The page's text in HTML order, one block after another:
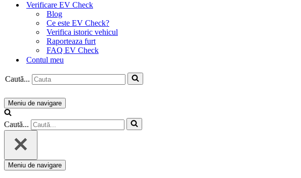
Verificare EV Check
Blog
Ce este EV Check?
Verifica istoric vehicul
Raporteaza furt
FAQ EV Check
Contul meu
Caută...
Meniu de navigare
Caută...
Meniu de navigare